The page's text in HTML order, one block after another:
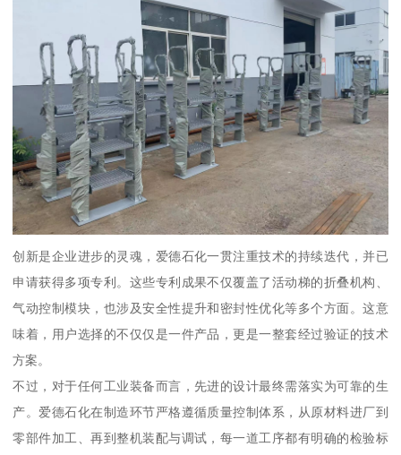
创新是企业进步的灵魂，爱德石化一贯注重技术的持续迭代，并已
申请获得多项专利。这些专利成果不仅覆盖了活动梯的折叠机构、
气动控制模块，也涉及安全性提升和密封性优化等多个方面。这意
味着，用户选择的不仅仅是一件产品，更是一整套经过验证的技术
方案。
不过，对于任何工业装备而言，先进的设计最终需落实为可靠的生
产。爱德石化在制造环节严格遵循质量控制体系，从原材料进厂到
零部件加工、再到整机装配与调试，每一道工序都有明确的检验标